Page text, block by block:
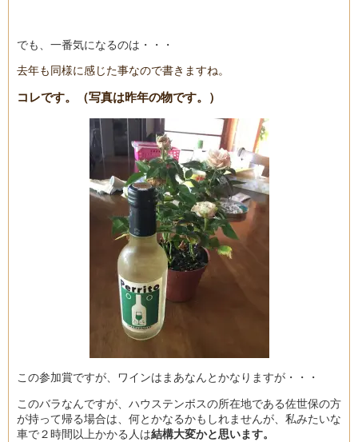
でも、一番気になるのは・・・
去年も同様に感じた事なので書きますね。
コレです。（写真は昨年の物です。）
この参加賞ですが、ワインはまあなんとかなりますが・・・
このバラなんですが、ハウステンボスの所在地である佐世保の方
が持って帰る場合は、何とかなるかもしれませんが、私みたいな
車で２時間以上かかる人は結構大変かと思います。